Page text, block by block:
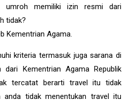
umroh memiliki izin resmi dari
tidak?
Kementrian Agama.
kriteria termasuk juga sarana di
Kementrian Agama Republik
tercatat berarti travel itu tidak
tidak menentukan travel itu